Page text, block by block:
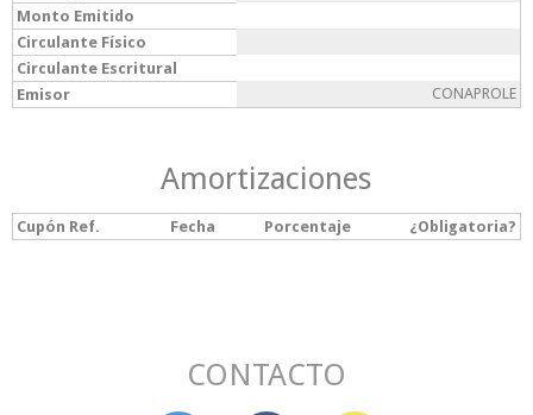
Monto Emitido
Circulante Físico
Circulante Escritural
Emisor
CONAPROLE
Amortizaciones
Cupón Ref. Fecha Porcentaje ¿Obligatoria?
CONTACTO